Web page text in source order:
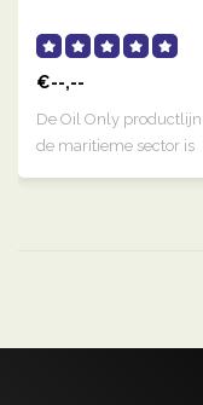
€--,--
De Oil Only
de maritieme sector is